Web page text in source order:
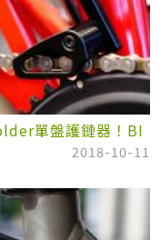
單盤護鏈器！BI
2018-10-11